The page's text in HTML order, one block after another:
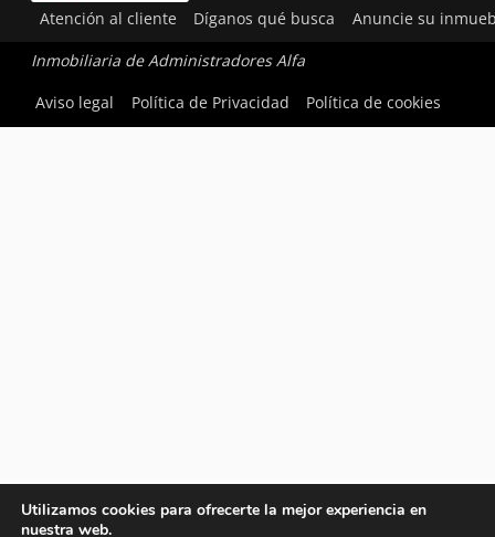
Atención al cliente Díganos qué busca Anuncie su
Inmobiliaria de Administradores Alfa
Aviso legal
Política de Privacidad Política de cookies
Utilizamos cookies para ofrecerte la mejor experiencia en
nuestra web.